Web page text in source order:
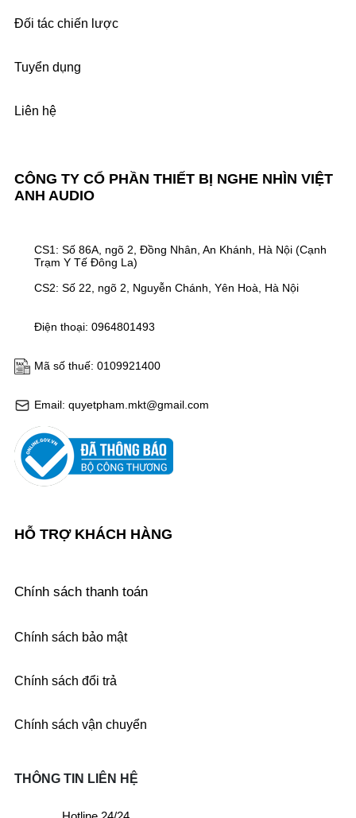
CÔNG TY CỔ PHẦN THIẾT BỊ NGHE NHÌN VIỆT
ANH AUDIO
Email: quyetpham.mkt@gmail.com
Mã số thuế: 0109921400
Điện thoại: 0964801493
CS1: Số 86A, ngõ 2, Đồng Nhân, An Khánh, Hà Nội (Cạnh
Trạm Y Tế Đông La)
CS2: Số 22, ngõ 2, Nguyễn Chánh, Yên Hoà, Hà Nội
Đối tác chiến lược
Tuyển dụng
Liên hệ
HỖ TRỢ KHÁCH HÀNG
Chính sách thanh toán
Chính sách bảo mật
Chính sách đổi trả
Chính sách vận chuyển
THÔNG TIN LIÊN HỆ